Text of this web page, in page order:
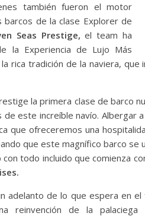
también fueron el motor
de la clase Explorer de
Seas Prestige, el team ha
la Experiencia de Lujo Más
rica tradición de la naviera,
la primera clase de barco
este increíble navío. Albergar
que ofreceremos una
que este magnífico barco se
todo incluido que comienza
adelanto de lo que espera en
reinvención de la